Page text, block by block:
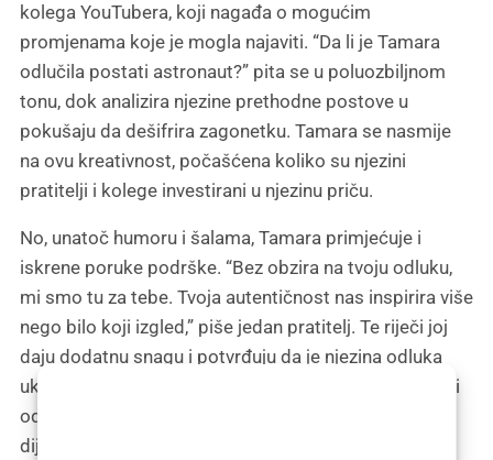
kolega YouTubera, koji nagađa o mogućim
promjenama koje je mogla najaviti. “Da li je Tamara
odlučila postati astronaut?” pita se u poluozbiljnom
tonu, dok analizira njezine prethodne postove u
pokušaju da dešifrira zagonetku. Tamara se nasmije
na ovu kreativnost, počašćena koliko su njezini
pratitelji i kolege investirani u njezinu priču.
No, unatoč humoru i šalama, Tamara primjećuje i
iskrene poruke podrške. “Bez obzira na tvoju odluku,
mi smo tu za tebe. Tvoja autentičnost nas inspirira više
nego bilo koji izgled,” piše jedan pratitelj. Te riječi joj
daju dodatnu snagu i potvrđuju da je njezina odluka
ukloniti filere više od estetskog izbora; to je izbor koji
odražava njezinu želju za autentičnošću i otvorenim
dijalogom s njezinom zajednicom.